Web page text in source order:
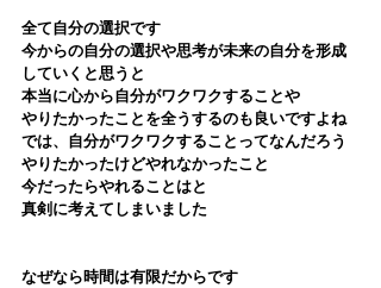
全て自分の選択です
今からの自分の選択や思考が未来の自分を形成
していくと思うと
本当に心から自分がワクワクすることや
やりたかったことを全うするのも良いですよね
では、自分がワクワクすることってなんだろう
やりたかったけどやれなかったこと
今だったらやれることはと
真剣に考えてしまいました
なぜなら時間は有限だからです